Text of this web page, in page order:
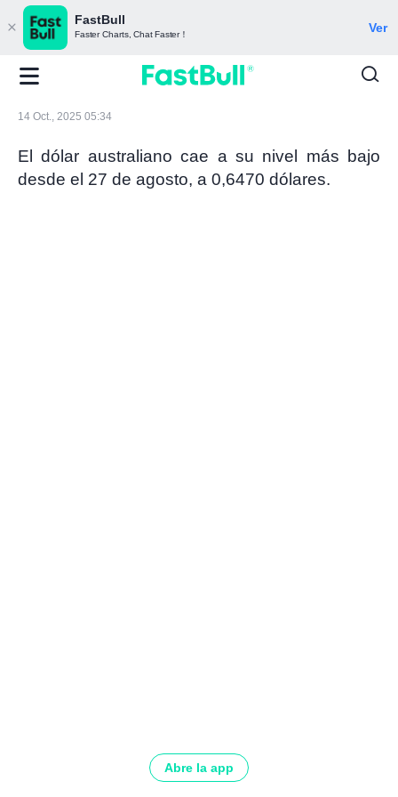
FastBull
Faster Charts, Chat Faster！ Ver
14 Oct., 2025 05:34
El dólar australiano cae a su nivel más bajo
desde el 27 de agosto, a 0,6470 dólares.
Abre la app